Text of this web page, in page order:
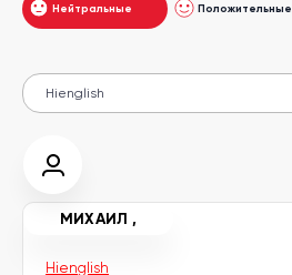
Новые
Ищу курс:
английского
город:
Москва
другой
Нейтральные Положительные
Hienglish
МИХАИЛ ,